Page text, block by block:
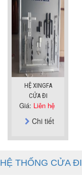
HỆ XINGFA
CỬA ĐI
Giá: Liên hệ
Chi tiết
HỆ THỐNG CỬA ĐI